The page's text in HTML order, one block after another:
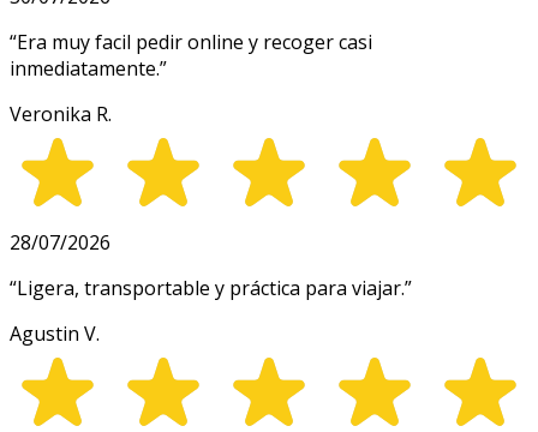
“Era muy facil pedir online y recoger casi
inmediatamente.”
Veronika R.
28/07/2026
“Ligera, transportable y práctica para viajar.”
Agustin V.